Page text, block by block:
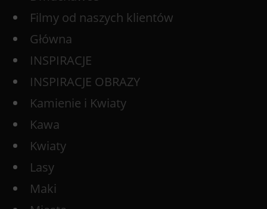
Filmy od naszych klientów
Główna
INSPIRACJE
INSPIRACJE OBRAZY
Kamienie i Kwiaty
Kawa
Kwiaty
Lasy
Maki